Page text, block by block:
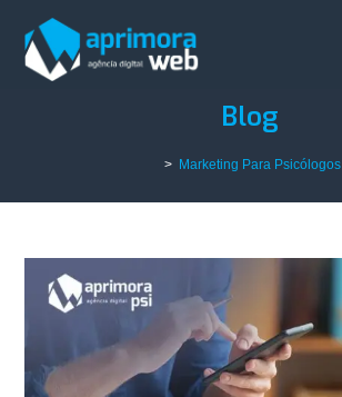
Blog
> Marketing Para Psicólogos